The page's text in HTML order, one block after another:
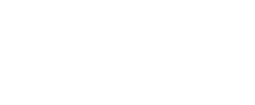
조된 PLA-g-cPAA-Cu 직물의 개인보호장비(Personal